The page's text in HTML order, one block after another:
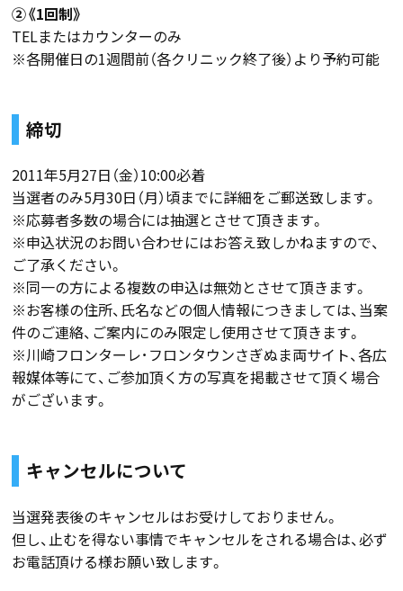
②《1回制》
TELまたはカウンターのみ
※各開催日の1週間前（各クリニック終了後）より予約可能
締切
2011年5月27日（金）10:00必着
当選者のみ5月30日（月）頃までに詳細をご郵送致します。
※応募者多数の場合には抽選とさせて頂きます。
※申込状況のお問い合わせにはお答え致しかねますので、
ご了承ください。
※同一の方による複数の申込は無効とさせて頂きます。
※お客様の住所、氏名などの個人情報につきましては、当案
件のご連絡、ご案内にのみ限定し使用させて頂きます。
※川崎フロンターレ･フロンタウンさぎぬま両サイト、各広
報媒体等にて、ご参加頂く方の写真を掲載させて頂く場合
がございます。
キャンセルについて
当選発表後のキャンセルはお受けしておりません。
但し、止むを得ない事情でキャンセルをされる場合は、必ず
お電話頂ける様お願い致します。